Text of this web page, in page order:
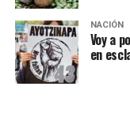
NACIÓN
Voy a
en